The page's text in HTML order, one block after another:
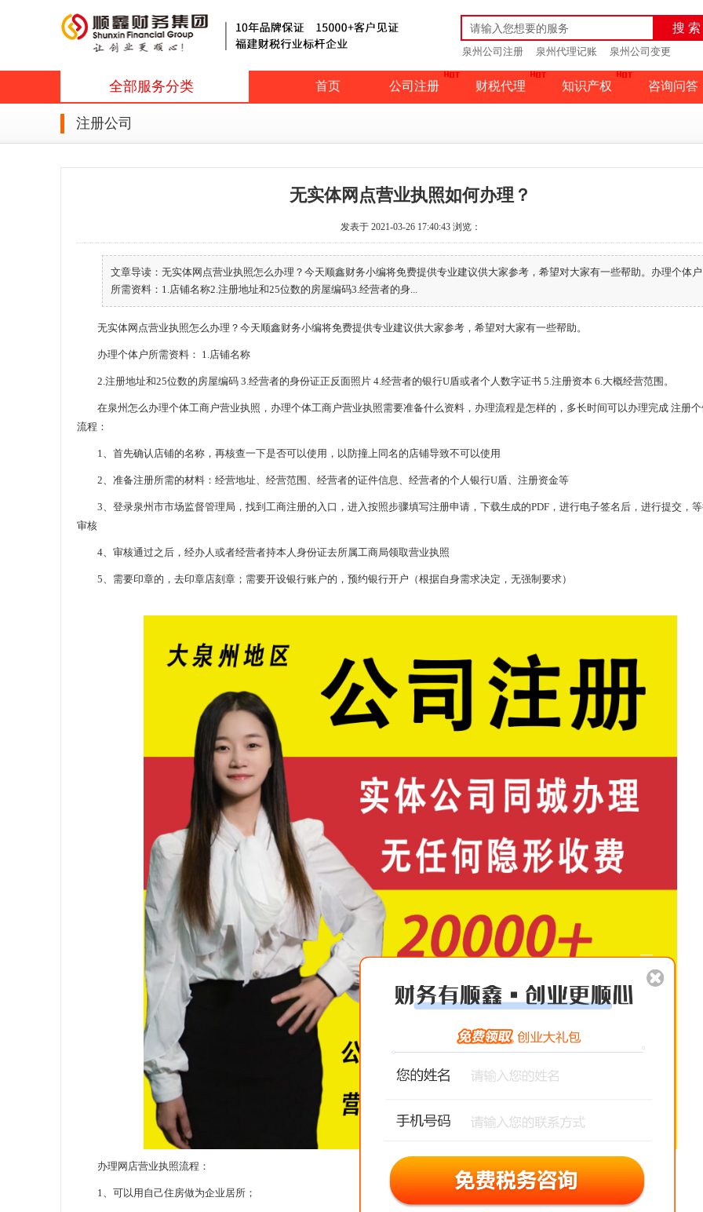
搜 索
泉州公司注册 泉州代理记账 泉州公司变更
全部服务分类 首页 公司注册 财税代理 知识产权 咨询问答
注册公司
无实体网点营业执照如何办理？
发表于 2021-03-26 17:40:43 浏览：
文章导读：无实体网点营业执照怎么办理？今天顺鑫财务小编将免费提供专业建议供大家参考，希望对大家有一些帮助。办理个体户
所需资料：1.店铺名称2.注册地址和25位数的房屋编码3.经营者的身...
无实体网点营业执照怎么办理？今天顺鑫财务小编将免费提供专业建议供大家参考，希望对大家有一些帮助。
办理个体户所需资料： 1.店铺名称
2.注册地址和25位数的房屋编码 3.经营者的身份证正反面照片 4.经营者的银行U盾或者个人数字证书 5.注册资本 6.大概经营范围。
在泉州怎么办理个体工商户营业执照，办理个体工商户营业执照需要准备什么资料，办理流程是怎样的，多长时间可以办理完成 注册个
流程：
1、首先确认店铺的名称，再核查一下是否可以使用，以防撞上同名的店铺导致不可以使用
2、准备注册所需的材料：经营地址、经营范围、经营者的证件信息、经营者的个人银行U盾、注册资金等
3、登录泉州市市场监督管理局，找到工商注册的入口，进入按照步骤填写注册申请，下载生成的PDF，进行电子签名后，进行提交，
审核
4、审核通过之后，经办人或者经营者持本人身份证去所属工商局领取营业执照
5、需要印章的，去印章店刻章；需要开设银行账户的，预约银行开户（根据自身需求决定，无强制要求）
办理网店营业执照流程：
1、可以用自己住房做为企业居所；